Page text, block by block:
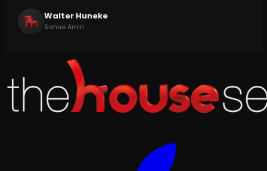
Walter Huneke
Sahne Amiri